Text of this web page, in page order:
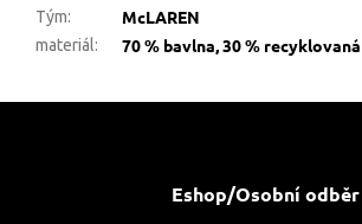
Tým: McLAREN
materiál: 70 % bavlna, 30 %
Eshop/Osobní odběr